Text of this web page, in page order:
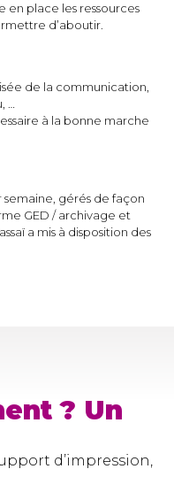
en place les ressources
d’aboutir.
de la communication,
à la bonne marche
gérés de façon
GED / archivage et
a mis à disposition des
? Un
d’impression,